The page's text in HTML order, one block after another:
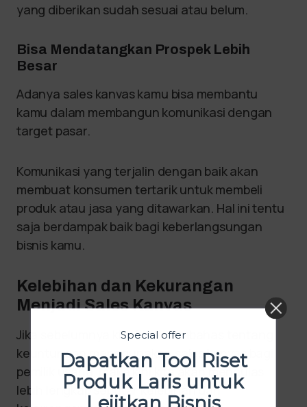
yang diberikan sudah sesuai atau belum.
Bisa Mendatangkan Prospek Lebih
Besar
Adanya sales kanvas kamu bisa membantu
kamu dalam membangun komunikasi dengan
target pasar.
Komunikasi yang terjalin dengan baik akan
membuat konsumen tertarik untuk membeli
produk atau jasa yang ditawarkan. Hal ini tentu
saja berdampak baik bagi keberlangsungan
bisnis kamu.
Kelebihan dan Kekurangan
Menjadi Sales Kanvas
Jika sebelumnya kita bisa membahas tentang
keuntungan menggunakan sales kanvas bagi
pemilik usaha, maka kini kita akan mengulas
lebih lengkap seputar kelebihan dan
Special offer
Dapatkan Tool Riset
Produk Laris untuk